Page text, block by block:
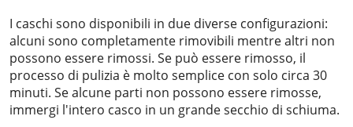
I caschi sono disponibili in due diverse configurazioni:
alcuni sono completamente rimovibili mentre altri non
possono essere rimossi. Se può essere rimosso, il
processo di pulizia è molto semplice con solo circa 30
minuti. Se alcune parti non possono essere rimosse,
immergi l'intero casco in un grande secchio di schiuma.